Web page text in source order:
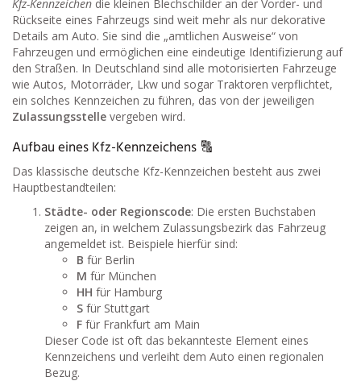
Kfz-Kennzeichen die kleinen Blechschilder an der Vorder- und
Rückseite eines Fahrzeugs sind weit mehr als nur dekorative
Details am Auto. Sie sind die „amtlichen Ausweise“ von
Fahrzeugen und ermöglichen eine eindeutige Identifizierung auf
den Straßen. In Deutschland sind alle motorisierten Fahrzeuge
wie Autos, Motorräder, Lkw und sogar Traktoren verpflichtet,
ein solches Kennzeichen zu führen, das von der jeweiligen
Zulassungsstelle vergeben wird.
Aufbau eines Kfz-Kennzeichens 🔠
Das klassische deutsche Kfz-Kennzeichen besteht aus zwei
Hauptbestandteilen:
Städte- oder Regionscode: Die ersten Buchstaben
zeigen an, in welchem Zulassungsbezirk das Fahrzeug
angemeldet ist. Beispiele hierfür sind:
B für Berlin
M für München
HH für Hamburg
S für Stuttgart
F für Frankfurt am Main
Dieser Code ist oft das bekannteste Element eines
Kennzeichens und verleiht dem Auto einen regionalen
Bezug.